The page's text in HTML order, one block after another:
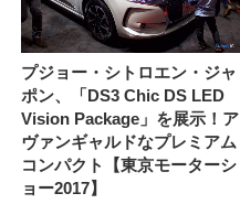
プジョー・シトロエン・ジャ
ポン、「DS3 Chic DS LED
Vision Package」を展示！ア
ヴァンギャルドなプレミアム
コンパクト【東京モーターシ
ョー2017】